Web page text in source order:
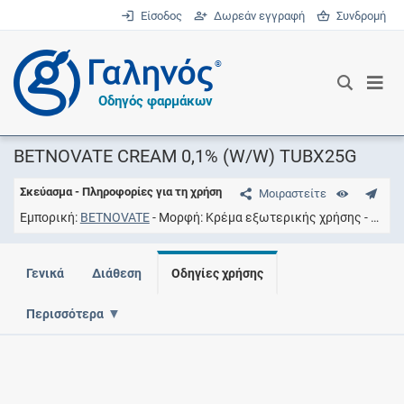
Είσοδος Δωρεάν εγγραφή Συνδρομή
®
Οδηγός φαρμάκων
BETNOVATE CREAM 0,1% (W/W) TUBX25G
Μοιραστείτε
Σκεύασμα - Πληροφορίες για τη χρήση
Εμπορική BETNOVATE Μορφή Kρέμα εξωτερικής χρήσης
Γενικά Διάθεση Οδηγίες χρήσης
Περισσότερα